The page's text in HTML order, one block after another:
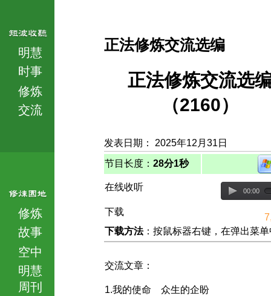
明慧
时事
修炼
交流
修炼
故事
空中
明慧
周刊
正法修炼交流选编
正法修炼交流选
（2160）
发表日期： 2025年12月31日
节目长度： 28分1秒
在线收听 00:00
下载
下载方法：按鼠标器右键，在弹出菜
交流文章：
1.我的使命 众生的企盼